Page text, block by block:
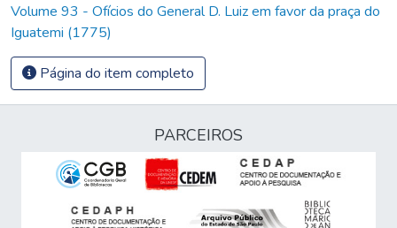
Volume 93 - Ofícios do General D. Luiz em favor da praça do
Iguatemi (1775)
Página do item completo
PARCEIROS